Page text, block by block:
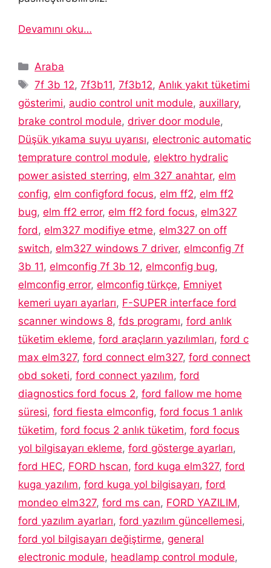
Devamını oku…
Kategoriler
Araba
Etiketler
7f 3b 12,7f3b11,7f3b12, Anlık yakıt tüketimi
gösterimi, audio control unit module, auxillary,
brake control module, driver door module,
Düşük yıkama suyu uyarısı, electronic automatic
temprature control module, elektro hydralic
power asisted sterring, elm 327 anahtar, elm
config, elm configford focus, elm ff2, elm ff2
bug, elm ff2 error, elm ff2 ford focus, elm327
ford , elm327 modifiye etme, elm327 on off
switch, elm327 windows 7 driver, elmconfig 7f
3b 11, elmconfig 7f 3b 12, elmconfig bug,
elmconfig error, elmconfig türkçe, Emniyet
kemeri uyarı ayarları, F-SUPER interface ford
scanner windows 8, fds programı, ford anlık
tüketim ekleme, ford araçların yazılımları, ford c
max elm327, ford connect elm327, ford connect
obd soketi, ford connect yazılım, ford
diagnostics ford focus 2, ford fallow me home
süresi, ford fiesta elmconfig, ford focus 1 anlık
tüketim, ford focus 2 anlık tüketim, ford focus
yol bilgisayarı ekleme, ford gösterge ayarları,
ford HEC, FORD hscan, ford kuga elm327, ford
kuga yazılım, ford kuga yol bilgisayarı, ford
mondeo elm327, ford ms can, FORD YAZILIM,
ford yazılım ayarları, ford yazılım güncellemesi,
ford yol bilgisayarı değiştirme, general
electronic module, headlamp control module,